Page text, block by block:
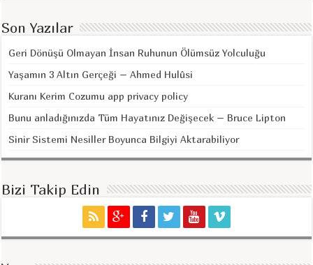
Son Yazılar
Geri Dönüşü Olmayan İnsan Ruhunun Ölümsüz Yolculuğu
Yaşamın 3 Altın Gerçeği – Ahmed Hulûsi
Kuranı Kerim Cozumu app privacy policy
Bunu anladığınızda Tüm Hayatınız Değişecek – Bruce Lipton
Sinir Sistemi Nesiller Boyunca Bilgiyi Aktarabiliyor
Bizi Takip Edin